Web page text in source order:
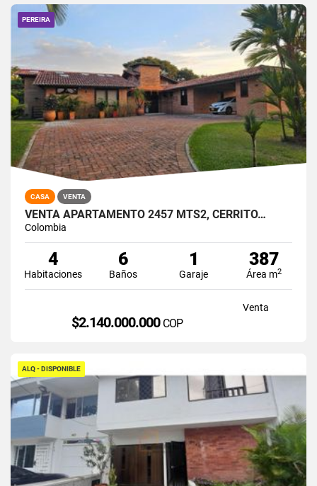
PEREIRA
CASA VENTA
VENTA APARTAMENTO 2457 MTS2, CERRITO…
Colombia
4
Habitaciones
6
Baños
1
Garaje
387
Área m2
Venta
$2.140.000.000 COP
ALQ - DISPONIBLE